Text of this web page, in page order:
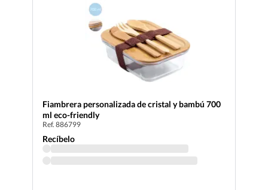
Fiambrera personalizada de cristal y bambú 700
ml eco-friendly
Ref. 886799
Recíbelo